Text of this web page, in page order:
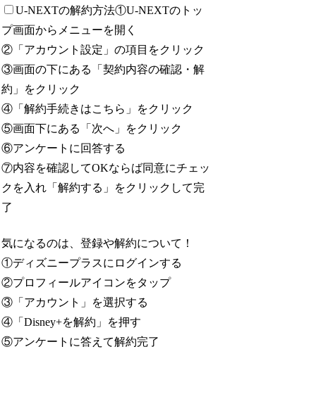
U-NEXTの解約方法①U-NEXTのトッ
プ画面からメニューを開く
②「アカウント設定」の項目をクリック
③画面の下にある「契約内容の確認・解
約」をクリック
④「解約手続きはこちら」をクリック
⑤画面下にある「次へ」をクリック
⑥アンケートに回答する
⑦内容を確認してOKならば同意にチェッ
クを入れ「解約する」をクリックして完
了
気になるのは、登録や解約について！
①ディズニープラスにログインする
②プロフィールアイコンをタップ
③「アカウント」を選択する
④「Disney+を解約」を押す
⑤アンケートに答えて解約完了